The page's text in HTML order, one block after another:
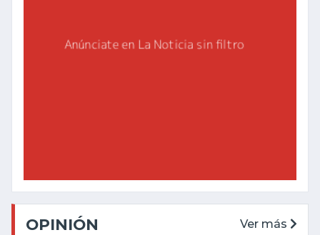
OPINIÓN Ver más